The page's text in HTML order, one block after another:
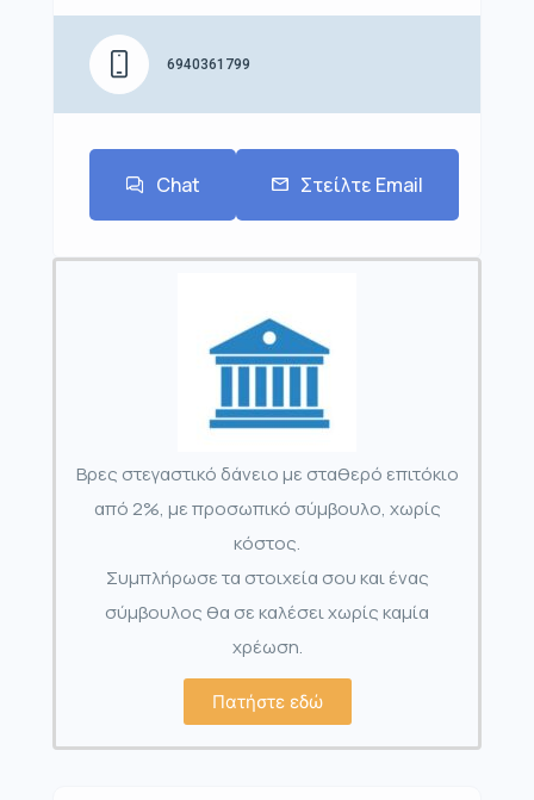
6940361799
Chat Στείλτε Email
Βρες στεγαστικό δάνειο με σταθερό επιτόκιο
από 2%, με προσωπικό σύμβουλο, χωρίς
κόστος.
Συμπλήρωσε τα στοιχεία σου και ένας
σύμβουλος θα σε καλέσει χωρίς καμία
χρέωση.
Πατήστε εδώ